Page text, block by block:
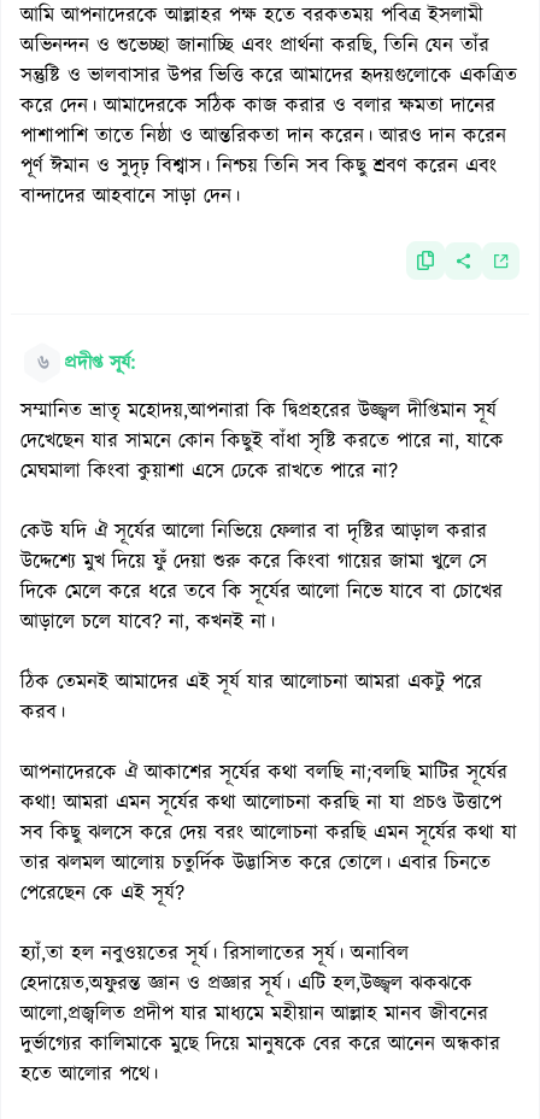
আমি আপনাদেরকে আল্লাহর পক্ষ হতে বরকতময় পবিত্র ইসলামী
অভিনন্দন ও শুভেচ্ছা জানাচ্ছি এবং প্রার্থনা করছি, তিনি যেন তাঁর
সন্তুষ্টি ও ভালবাসার উপর ভিত্তি করে আমাদের হৃদয়গুলোকে একত্রিত
করে দেন। আমাদেরকে সঠিক কাজ করার ও বলার ক্ষমতা দানের
পাশাপাশি তাতে নিষ্ঠা ও আন্তরিকতা দান করেন। আরও দান করেন
পূর্ণ ঈমান ও সুদৃঢ় বিশ্বাস। নিশ্চয় তিনি সব কিছু শ্রবণ করেন এবং
বান্দাদের আহবানে সাড়া দেন।
৬ প্রদীপ্ত সূর্য:
সম্মানিত ভ্রাতৃ মহোদয়,আপনারা কি দ্বিপ্রহরের উজ্জ্বল দীপ্তিমান সূর্য
দেখেছেন যার সামনে কোন কিছুই বাঁধা সৃষ্টি করতে পারে না, যাকে
মেঘমালা কিংবা কুয়াশা এসে ঢেকে রাখতে পারে না?
কেউ যদি ঐ সূর্যের আলো নিভিয়ে ফেলার বা দৃষ্টির আড়াল করার
উদ্দেশ্যে মুখ দিয়ে ফুঁ দেয়া শুরু করে কিংবা গায়ের জামা খুলে সে
দিকে মেলে করে ধরে তবে কি সূর্যের আলো নিভে যাবে বা চোখের
আড়ালে চলে যাবে? না, কখনই না।
ঠিক তেমনই আমাদের এই সূর্য যার আলোচনা আমরা একটু পরে
করব।
আপনাদেরকে ঐ আকাশের সূর্যের কথা বলছি না;বলছি মাটির সূর্যের
কথা! আমরা এমন সূর্যের কথা আলোচনা করছি না যা প্রচণ্ড উত্তাপে
সব কিছু ঝলসে করে দেয় বরং আলোচনা করছি এমন সূর্যের কথা যা
তার ঝলমল আলোয় চতুর্দিক উদ্ভাসিত করে তোলে। এবার চিনতে
পেরেছেন কে এই সূর্য?
হ্যাঁ,তা হল নবুওয়তের সূর্য। রিসালাতের সূর্য। অনাবিল
হেদায়েত,অফুরন্ত জ্ঞান ও প্রজ্ঞার সূর্য। এটি হল,উজ্জ্বল ঝকঝকে
আলো,প্রজ্বলিত প্রদীপ যার মাধ্যমে মহীয়ান আল্লাহ মানব জীবনের
দুর্ভাগ্যের কালিমাকে মুছে দিয়ে মানুষকে বের করে আনেন অন্ধকার
হতে আলোর পথে।